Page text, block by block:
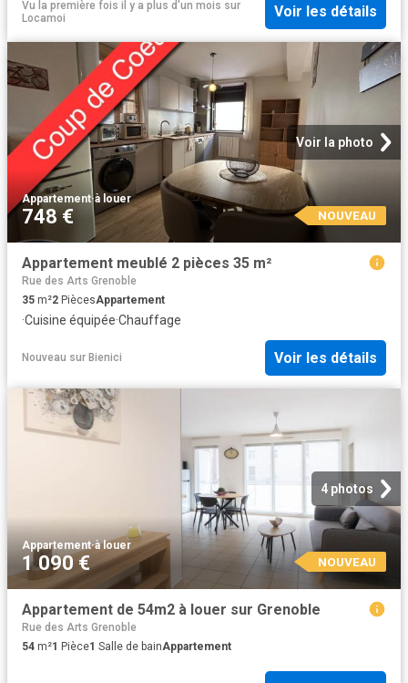
Vu la première fois il y a plus d'un mois sur
Locamoi
Voir les détails
Voir la photo
Appartement·à louer
748 € NOUVEAU
Appartement meublé 2 pièces 35 m²
Rue des Arts Grenoble
35 m²2 PiècesAppartement
·Cuisine équipée·Chauffage
Nouveau sur Bienici Voir les détails
4 photos
Appartement·à louer
1 090 € NOUVEAU
Appartement de 54m2 à louer sur Grenoble
Rue des Arts Grenoble
54 m²1 Pièce1 Salle de bainAppartement